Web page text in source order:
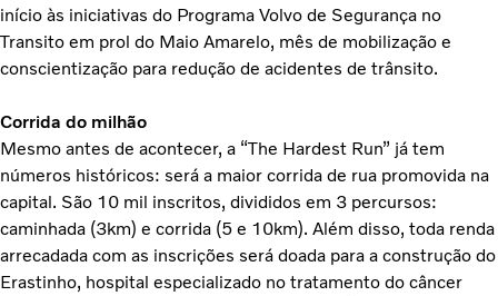
início às iniciativas do Programa Volvo de Segurança no
Transito em prol do Maio Amarelo, mês de mobilização e
conscientização para redução de acidentes de trânsito.
Corrida do milhão
Mesmo antes de acontecer, a “The Hardest Run” já tem
números históricos: será a maior corrida de rua promovida na
capital. São 10 mil inscritos, divididos em 3 percursos:
caminhada (3km) e corrida (5 e 10km). Além disso, toda renda
arrecadada com as inscrições será doada para a construção do
Erastinho, hospital especializado no tratamento do câncer